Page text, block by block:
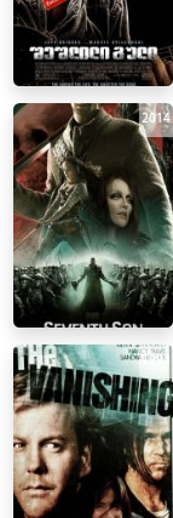
2014
1993